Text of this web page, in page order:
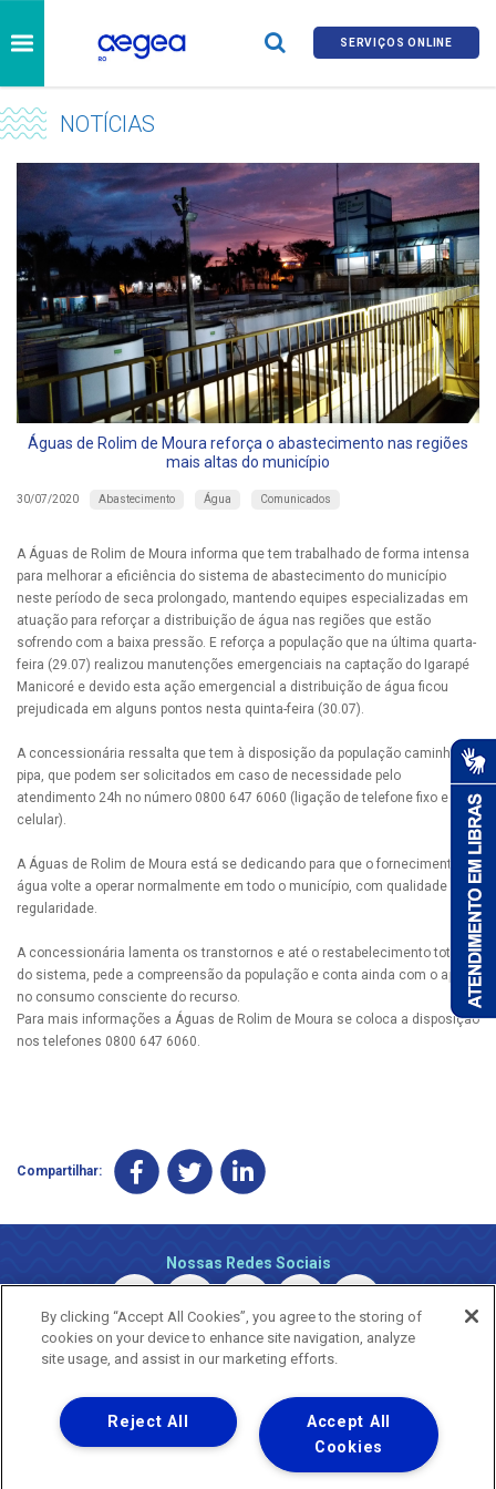
SERVIÇOS ONLINE
NOTÍCIAS
Águas de Rolim de Moura reforça o abastecimento nas regiões
mais altas do município
30/07/2020 Abastecimento Água Comunicados
A Águas de Rolim de Moura informa que tem trabalhado de forma intensa
para melhorar a eficiência do sistema de abastecimento do município
neste período de seca prolongado, mantendo equipes especializadas em
atuação para reforçar a distribuição de água nas regiões que estão
sofrendo com a baixa pressão. E reforça a população que na última quarta-
feira (29.07) realizou manutenções emergenciais na captação do Igarapé
Manicoré e devido esta ação emergencial a distribuição de água ficou
prejudicada em alguns pontos nesta quinta-feira (30.07).
A concessionária ressalta que tem à disposição da população caminhões-
pipa, que podem ser solicitados em caso de necessidade pelo
atendimento 24h no número 0800 647 6060 (ligação de telefone fixo e
celular).
A Águas de Rolim de Moura está se dedicando para que o fornecimento de
água volte a operar normalmente em todo o município, com qualidade e
regularidade.
A concessionária lamenta os transtornos e até o restabelecimento total
do sistema, pede a compreensão da população e conta ainda com o apoio
no consumo consciente do recurso.
Para mais informações a Águas de Rolim de Moura se coloca a disposição
nos telefones 0800 647 6060.
Compartilhar:
Nossas Redes Sociais
Copyright © 2026 - Todos os Direitos Reservados.
Nossa natureza movimenta a vida
By clicking “Accept All Cookies”, you agree to the storing of
cookies on your device to enhance site navigation, analyze
site usage, and assist in our marketing efforts.
Accept All
Cookies
Reject All